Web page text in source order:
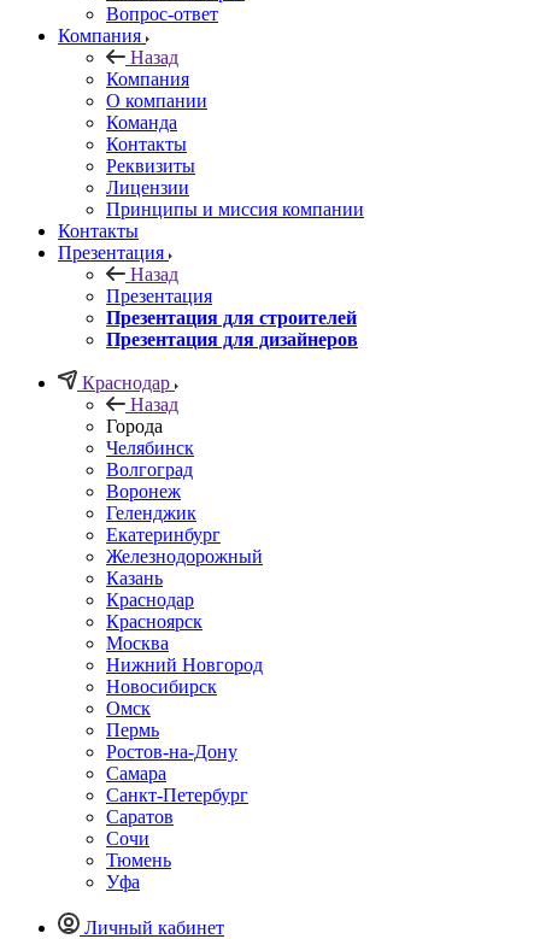
Вопрос-ответ
Компания
Назад
Компания
О компании
Команда
Контакты
Реквизиты
Лицензии
Принципы и миссия компании
Контакты
Презентация
Назад
Презентация
Презентация для строителей
Презентация для дизайнеров
Краснодар
Назад
Города
Челябинск
Волгоград
Воронеж
Геленджик
Екатеринбург
Железнодорожный
Казань
Краснодар
Красноярск
Москва
Нижний Новгород
Новосибирск
Омск
Пермь
Ростов-на-Дону
Самара
Санкт-Петербург
Саратов
Сочи
Тюмень
Уфа
Личный кабинет